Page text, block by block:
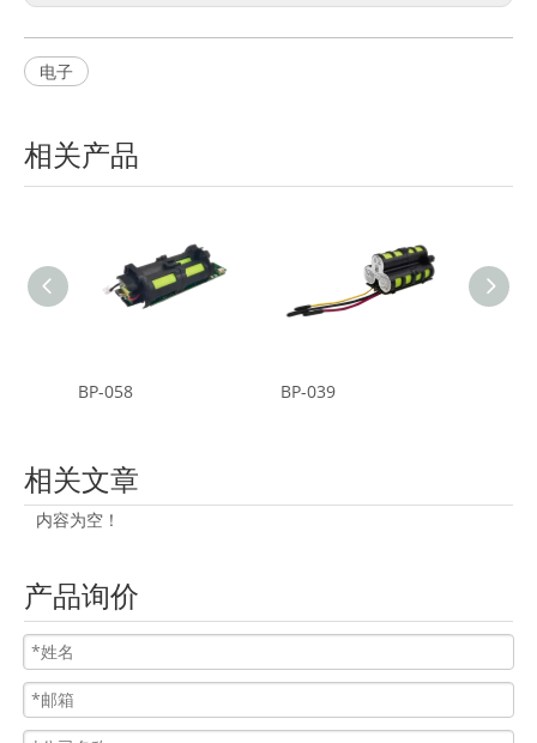
电子
相关产品
BP-058 BP-039
相关文章
内容为空！
产品询价